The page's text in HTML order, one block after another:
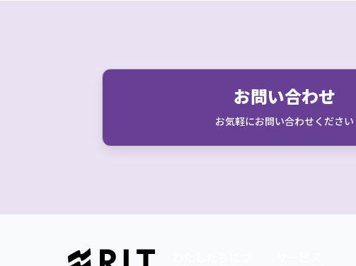
お問い合わせ
お気軽にお問い合わせください